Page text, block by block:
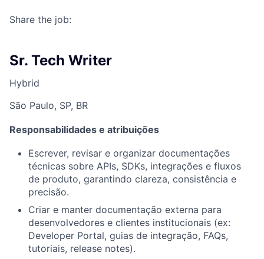
Share the job:
Sr. Tech Writer
Hybrid
São Paulo, SP, BR
Responsabilidades e atribuições
Escrever, revisar e organizar documentações
técnicas sobre APIs, SDKs, integrações e fluxos
de produto, garantindo clareza, consistência e
precisão.
Criar e manter documentação externa para
desenvolvedores e clientes institucionais (ex:
Developer Portal, guias de integração, FAQs,
tutoriais, release notes).